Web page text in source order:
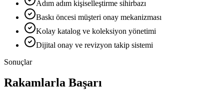
Adım adım kişiselleştirme sihirbazı
Baskı öncesi müşteri onay mekanizması
Kolay katalog ve koleksiyon yönetimi
Dijital onay ve revizyon takip sistemi
Sonuçlar
Rakamlarla Başarı